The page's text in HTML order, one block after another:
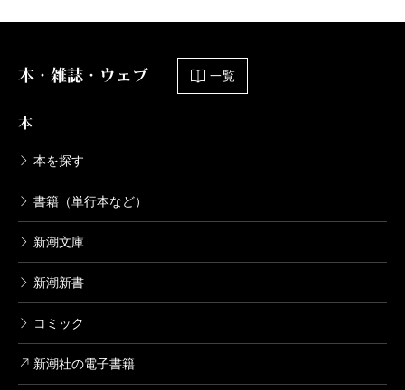
本・雑誌・ウェブ 一覧
本
本を探す
書籍（単行本など）
新潮文庫
新潮新書
コミック
新潮社の電子書籍